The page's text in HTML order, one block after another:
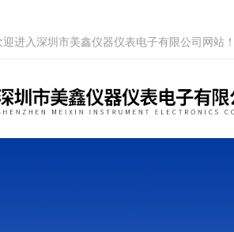
迎进入深圳市美鑫仪器仪表电子有限公司网站